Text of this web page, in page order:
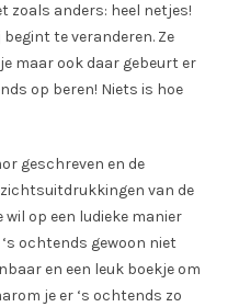
zoals anders: heel netjes!
te veranderen. Ze
maar ook daar gebeurt er
op beren! Niets is hoe
geschreven en de
van de
op een ludieke manier
ochtends gewoon niet
en een leuk boekje om
je er ‘s ochtends zo